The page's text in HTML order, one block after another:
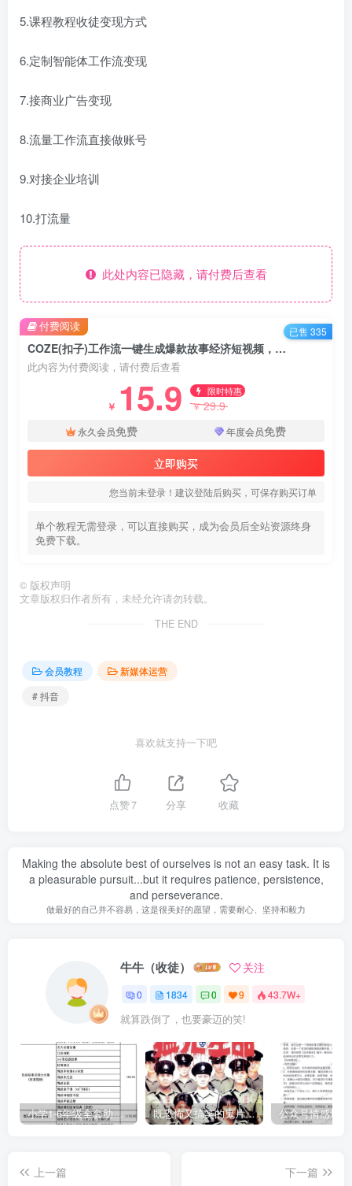
5.课程教程收徒变现方式
6.定制智能体工作流变现
7.接商业广告变现
8.流量工作流直接做账号
9.对接企业培训
10.打流量
此处内容已隐藏，请付费后查看
COZE(扣子)工作流一键生成爆款故事经济短视频，保姆级教程，零基础快速入门
此内容为付费阅读，请付费后查看
￥ 15.9 限时特惠
￥29.9
永久会员免费 年度会员免费
立即购买
您当前未登录！建议登陆后购买，可保存购买订单
单个教程无需登录，可以直接购买，成为会员后全站资源终身
免费下载。
付费阅读 已售 335
© 版权声明
文章版权归作者所有，未经允许请勿转载。
THE END
会员教程
新媒体运营
# 抖音
喜欢就支持一下吧
点赞7 分享 收藏
Making the absolute best of ourselves is not an easy task. It is
a pleasurable pursuit...but it requires patience, persistence,
and perseverance.
做最好的自己并不容易，这是很美好的愿望，需要耐心、坚持和毅力
牛牛（收徒） 关注
0 1834 0 9 43.7W+
就算跌倒了，也要豪迈的笑!
小学1-6年级全套助学资源包（9000GB）(超值的精品资源-会员也需单独购买哦) 既恐怖又搞笑的鬼片（10部猛鬼恐怖片都是喜剧片）
上一篇
下一篇